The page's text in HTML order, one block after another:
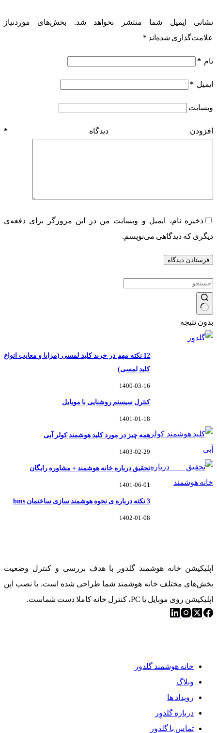
نشانی ایمیل شما منتشر نخواهد شد.
بخش‌های موردنیاز
علامت‌گذاری شده‌اند *
نام *
ایمیل *
وبسایت
افزودن دیدگاه *
ذخیره نام، ایمیل و وبسایت من در این مرورگر برای دفعه‌ی
دیگری که دیدگاهی می‌نویسم.
فرستادن دیدگاه
بدون نتیجه
12 نکته مهم در خرید کلید لمسی (مزایا و معایب انواع
کلید لمسی)
1400-03-16
کنترل سیستم روشنایی با موبایل
1401-01-18
همه چیز در مورد کلید هوشمند کولر آبی
1403-02-29
تحقیق درباره خانه هوشمند + مشاوره رایگان
1401-06-01
3 نکته درباره ی نحوه هوشمند سازی ساختمان bms
1402-01-08
اپلیکیشن خانه هوشمند گلدور با هدف بررسی و کنترل وضعیت
بخش‌های مختلف خانه هوشمند شما طراحی شده است. با نصب این
اپلیکیشن روی موبایل یا PC، کنترل خانه کاملا دست شماست.
خانه هوشمند گلدور
وبلاگ
رویداد ها
درباره گلدوِر
تماس با گلدوِر